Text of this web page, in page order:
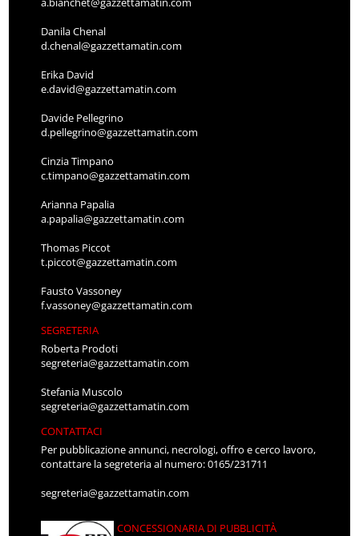
Danila Chenal
d.chenal@gazzettamatin.com
Erika David
e.david@gazzettamatin.com
Davide Pellegrino
d.pellegrino@gazzettamatin.com
Cinzia Timpano
c.timpano@gazzettamatin.com
Arianna Papalia
a.papalia@gazzettamatin.com
Thomas Piccot
t.piccot@gazzettamatin.com
Fausto Vassoney
f.vassoney@gazzettamatin.com
SEGRETERIA
Roberta Prodoti
segreteria@gazzettamatin.com
Stefania Muscolo
segreteria@gazzettamatin.com
CONTATTACI
Per pubblicazione annunci, necrologi, offro e cerco lavoro,
contattare la segreteria al numero: 0165/231711
segreteria@gazzettamatin.com
CONCESSIONARIA DI PUBBLICITÀ